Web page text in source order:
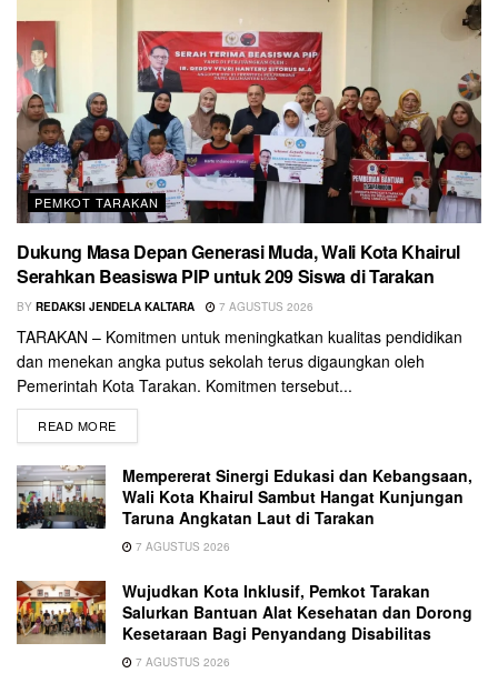
PEMKOT TARAKAN
Dukung Masa Depan Generasi Muda, Wali Kota Khairul
Serahkan Beasiswa PIP untuk 209 Siswa di Tarakan
BY REDAKSI JENDELA KALTARA 7 AGUSTUS 2026
TARAKAN – Komitmen untuk meningkatkan kualitas pendidikan
dan menekan angka putus sekolah terus digaungkan oleh
Pemerintah Kota Tarakan. Komitmen tersebut...
READ MORE
Mempererat Sinergi Edukasi dan Kebangsaan,
Wali Kota Khairul Sambut Hangat Kunjungan
Taruna Angkatan Laut di Tarakan
7 AGUSTUS 2026
Wujudkan Kota Inklusif, Pemkot Tarakan
Salurkan Bantuan Alat Kesehatan dan Dorong
Kesetaraan Bagi Penyandang Disabilitas
7 AGUSTUS 2026